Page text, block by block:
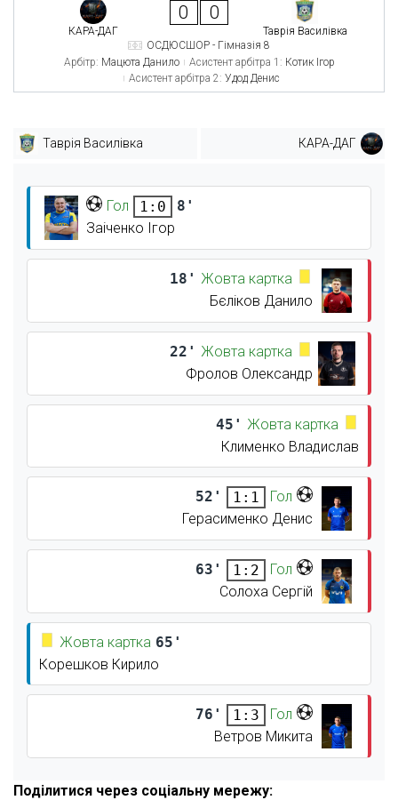
КАРА-ДАГ
0 0
Таврія Василівка
ОСДЮСШОР - Гімназія 8
Арбітр: Мацюта Данило Асистент арбітра 1: Котик Ігор
Асистент арбітра 2: Удод Денис
Таврія Василівка КАРА-ДАГ
Гол 1:0
8'
Заіченко Ігор
18' Жовта картка
Бєліков Данило
22' Жовта картка
Фролов Олександр
45' Жовта картка
Клименко Владислав
52' 1:1
Гол
Герасименко Денис
63' 1:2
Гол
Солоха Сергій
Жовта картка 65'
Корешков Кирило
76' 1:3
Гол
Ветров Микита
Поділитися через соціальну мережу: